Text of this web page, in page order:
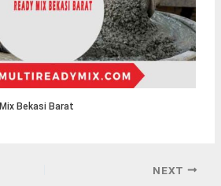
Bekasi Barat
NEXT